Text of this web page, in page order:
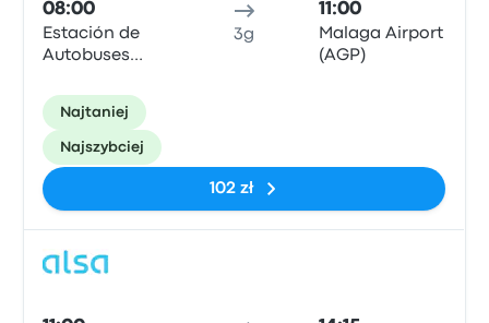
08:00
Estación de
Autobuses
Armas
3g
11:00
Malaga Airport
(AGP)
Najtaniej
Najszybciej
102 zł